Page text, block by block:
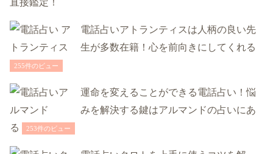
電話占いアトランティスは人柄の良い先
生が多数在籍！心を前向きにしてくれる
255件のビュー
運命を変えることができる電話占い！悩
みを解決する鍵はアルマンドの占いにあ
る
253件のビュー